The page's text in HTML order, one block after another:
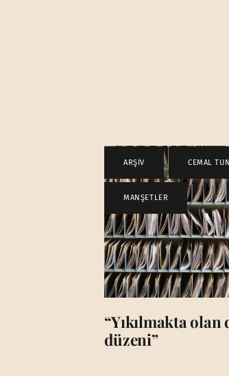
ARŞİV , CEMAL
MANŞETLER
“Yıkılmakta olan
düzeni”